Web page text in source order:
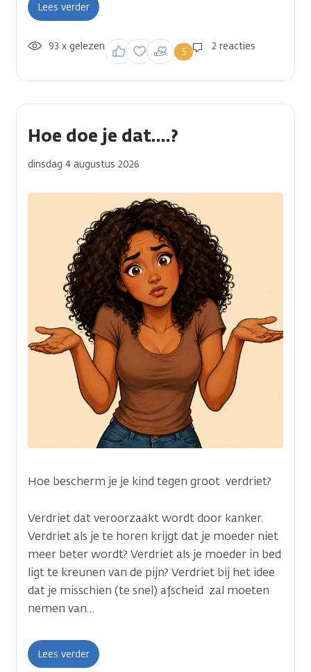
Lees verder
2 reacties
5
Inloggen om een
reactie te plaatsen
93 x gelezen
Hoe doe je dat....?
dinsdag 4 augustus 2026
Hoe bescherm je je kind tegen groot verdriet?
Verdriet dat veroorzaakt wordt door kanker.
Verdriet als je te horen krijgt dat je moeder niet
meer beter wordt? Verdriet als je moeder in bed
ligt te kreunen van de pijn? Verdriet bij het idee
dat je misschien (te snel) afscheid zal moeten
nemen van…
Lees verder